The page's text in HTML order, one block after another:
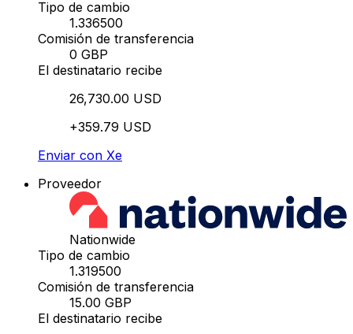
Tipo de cambio
1.336500
Comisión de transferencia
0 GBP
El destinatario recibe
26,730.00 USD
+359.79 USD
Enviar con Xe
Proveedor
Nationwide
Tipo de cambio
1.319500
Comisión de transferencia
15.00 GBP
El destinatario recibe